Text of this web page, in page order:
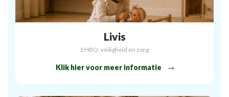
Livis
EHBO, veiligheid en zorg
Klik hier voor meer informatie